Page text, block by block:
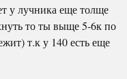
у лучника еще толще
то ты выще 5-6к по
т.к у 140 есть еще